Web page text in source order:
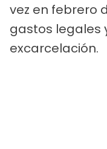
vez en febrero
gastos legales
excarcelación.